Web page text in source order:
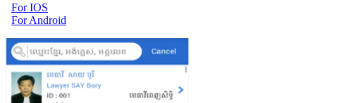
For IOS
For Android